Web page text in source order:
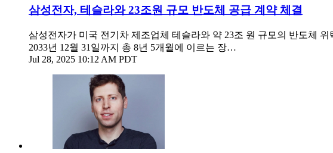
삼성전자, 테슬라와 23조원 규모 반도체 공급 계약 체결
삼성전자가 미국 전기차 제조업체 테슬라와 약 23조 원 규모의 반도체
2033년 12월 31일까지 총 8년 5개월에 이르는 장…
Jul 28, 2025 10:12 AM PDT